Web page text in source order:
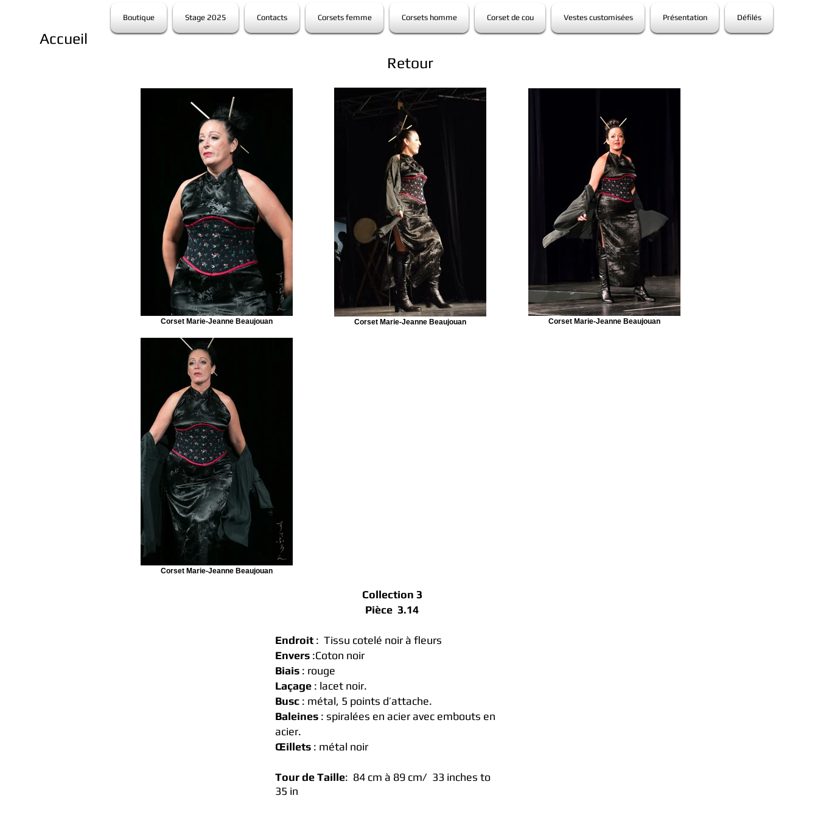
Accueil
Boutique Stage 2025 Contacts Corsets femme Corsets homme Corset de cou Vestes customisées Présentation Défilés
Corset Marie-Jeanne Beaujouan Corset Marie-Jeanne Beaujouan Corset Marie-Jeanne Beaujouan
Corset Marie-Jeanne Beaujouan
Retour
Collection 3
Pièce 3.14
Endroit : Tissu cotelé noir à fleurs
Envers :Coton noir
Biais : rouge
Laçage : lacet noir.
Busc : métal, 5 points d’attache.
Baleines : spiralées en acier avec embouts en
acier.
Œillets : métal noir
Tour de Taille: 84 cm à 89 cm/ 33 inches ​ to
35 in